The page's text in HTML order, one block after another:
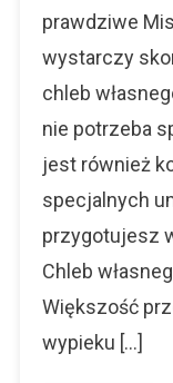
prawdziwe
wystarczy
chleb
nie potrzeba
jest również
specjalnych
przygotujesz
Chleb
Większość
wypieku […]